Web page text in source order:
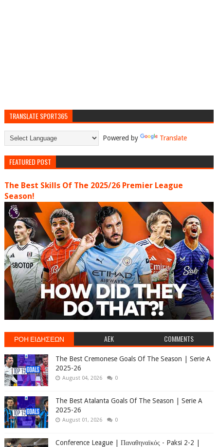
TRANSLATE SPORT365
Powered by Translate
FEATURED POST
The Best Skills Of The 2025/26 Premier League
Season!
ΡΟΗ ΕΙΔΗΣΕΩΝ AEK COMMENTS
The Best Cremonese Goals Of The Season | Serie A
2025-26
August 04, 2026 0
The Best Atalanta Goals Of The Season | Serie A
2025-26
August 01, 2026 0
Conference League | Παναθηναϊκός - Paksi 2-2 |